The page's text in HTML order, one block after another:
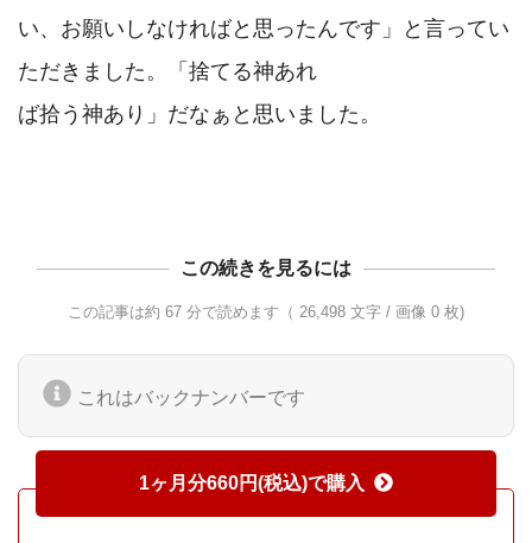
い、お願いしなければと思ったんです」と言ってい
ただきました。「捨てる神あれ
ば拾う神あり」だなぁと思いました。
この続きを見るには
この記事は約 67 分で読めます（ 26,498 文字 / 画像 0 枚)
これはバックナンバーです
1ヶ月分660円(税込)で購入